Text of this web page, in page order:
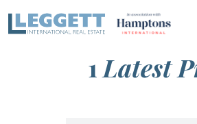
1 Latest